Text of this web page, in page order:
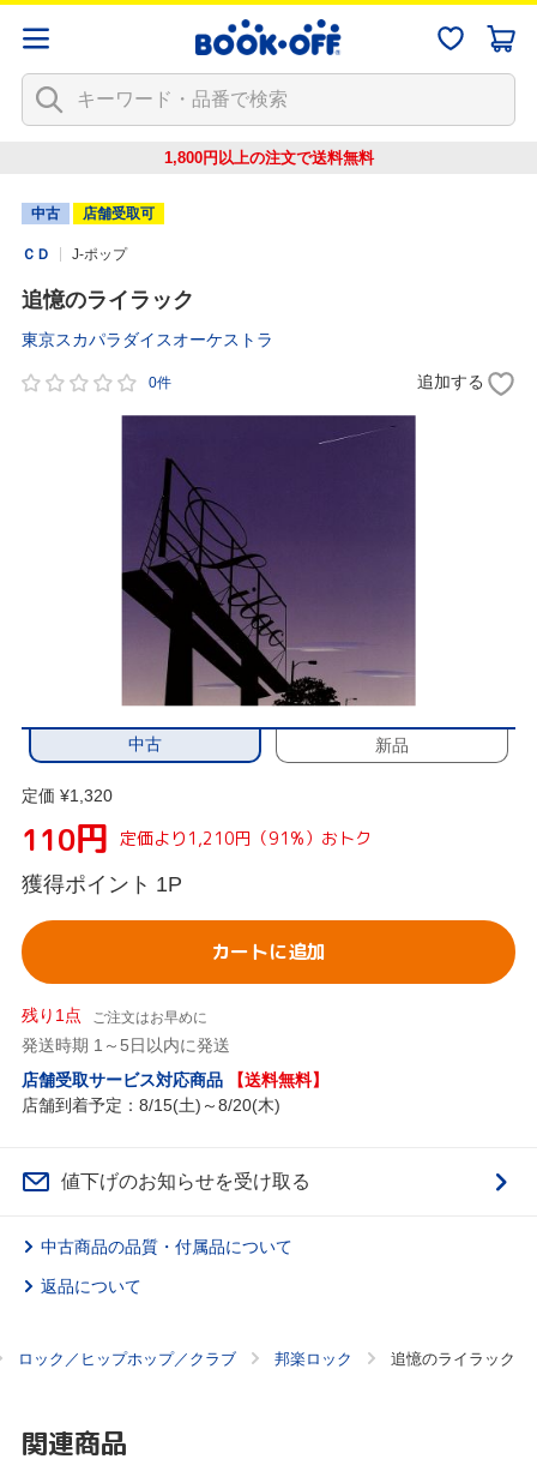
1,800円以上の注文で送料無料
中古 店舗受取可
ＣＤ J-ポップ
追憶のライラック
東京スカパラダイスオーケストラ
0件 追加する
中古 新品
定価 ¥1,320
110円 定価より1,210円（91%）おトク
獲得ポイント 1P
カートに追加
残り1点 ご注文はお早めに
発送時期 1～5日以内に発送
店舗受取サービス対応商品
【送料無料】
店舗到着予定：8/15(土)～8/20(木)
値下げのお知らせを受け取る
中古商品の品質・付属品について
返品について
ロック／ヒップホップ／クラブ 邦楽ロック 追憶のライラック
関連商品